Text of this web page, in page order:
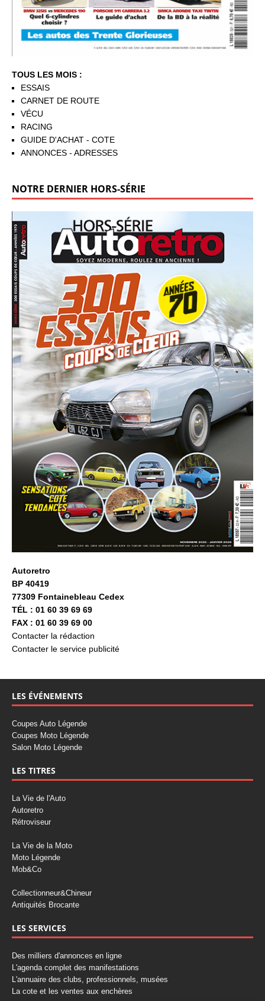
TOUS LES MOIS :
ESSAIS
CARNET DE ROUTE
VÉCU
RACING
GUIDE D'ACHAT - COTE
ANNONCES - ADRESSES
NOTRE DERNIER HORS-SÉRIE
Autoretro
BP 40419
77309 Fontainebleau Cedex
TÉL : 01 60 39 69 69
FAX : 01 60 39 69 00
Contacter la rédaction
Contacter le service publicité
LES ÉVÉNEMENTS
Coupes Auto Légende
Coupes Moto Légende
Salon Moto Légende
LES TITRES
La Vie de l'Auto
Autoretro
Rétroviseur
La Vie de la Moto
Moto Légende
Mob&Co
Collectionneur&Chineur
Antiquités Brocante
LES SERVICES
Des milliers d'annonces en ligne
L'agenda complet des manifestations
L'annuaire des clubs, professionnels, musées
La cote et les ventes aux enchères